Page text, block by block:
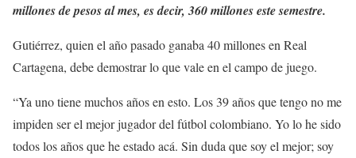
millones de pesos al mes, es decir, 360 millones este semestre.
Gutiérrez, quien el año pasado ganaba 40 millones en Real
Cartagena, debe demostrar lo que vale en el campo de juego.
“Ya uno tiene muchos años en esto. Los 39 años que tengo no me
impiden ser el mejor jugador del fútbol colombiano. Yo lo he sido
todos los años que he estado acá. Sin duda que soy el mejor; soy